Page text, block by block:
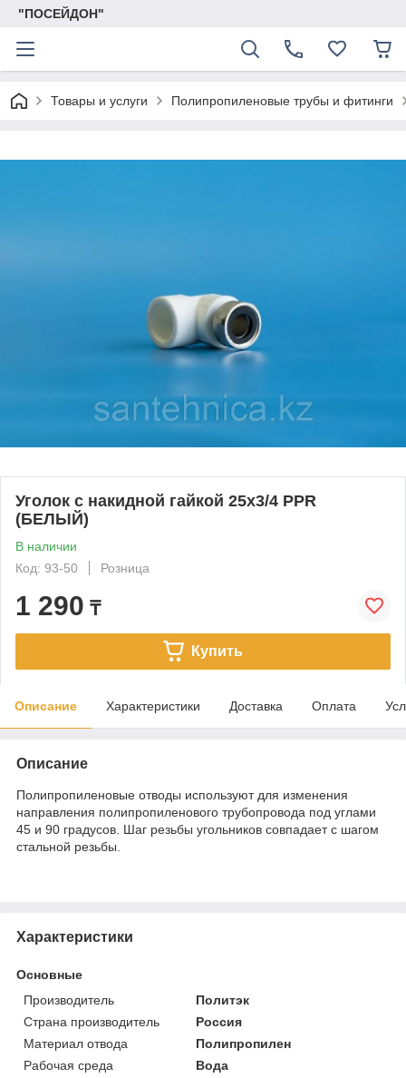
"ПОСЕЙДОН"
Товары и услуги Полипропиленовые трубы и фитинги
Уголок с накидной гайкой 25х3/4 PPR
(БЕЛЫЙ)
В наличии
Код: 93-50
Розница
1 290 ₸
Купить
Описание Характеристики Доставка Оплата
Описание
Полипропиленовые отводы используют для изменения
направления полипропиленового трубопровода под углами
45 и 90 градусов. Шаг резьбы угольников совпадает с шагом
стальной резьбы.
Характеристики
Основные
Производитель
Политэк
Страна производитель
Россия
Материал отвода
Полипропилен
Рабочая среда
Вода